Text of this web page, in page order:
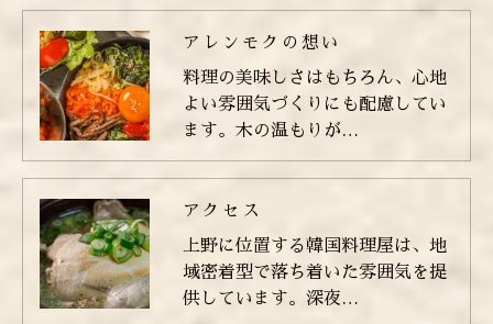
アレンモクの想い
料理の美味しさはもちろん、心地
よい雰囲気づくりにも配慮してい
ます。木の温もりが…
アクセス
上野に位置する韓国料理屋は、地
域密着型で落ち着いた雰囲気を提
供しています。深夜…